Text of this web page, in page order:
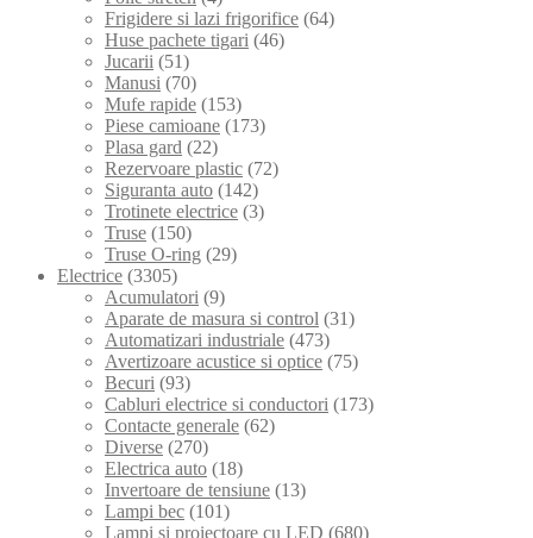
Frigidere si lazi frigorifice (64)
Huse pachete tigari (46)
Jucarii (51)
Manusi (70)
Mufe rapide (153)
Piese camioane (173)
Plasa gard (22)
Rezervoare plastic (72)
Siguranta auto (142)
Trotinete electrice (3)
Truse (150)
Truse O-ring (29)
Electrice (3305)
Acumulatori (9)
Aparate de masura si control (31)
Automatizari industriale (473)
Avertizoare acustice si optice (75)
Becuri (93)
Cabluri electrice si conductori (173)
Contacte generale (62)
Diverse (270)
Electrica auto (18)
Invertoare de tensiune (13)
Lampi bec (101)
Lampi si proiectoare cu LED (680)